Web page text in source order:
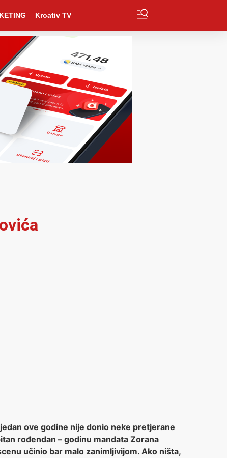
Kroativ TV
ove godine nije donio neke pretjerane
rođendan – godinu mandata Zorana
učinio bar malo zanimljivijom. Ako ništa,